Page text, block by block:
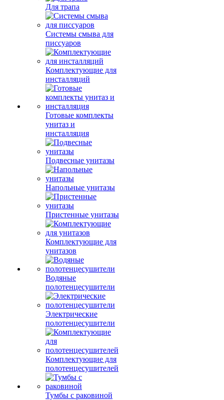
Для трапа
Системы смыва для
писсуаров
Комплектующие для
инсталляций
Готовые комплекты
унитаз и
инсталляция
Подвесные унитазы
Напольные унитазы
Пристенные унитазы
Комплектующие для
унитазов
Водяные
полотенцесушители
Электрические
полотенцесушители
Комплектующие для
полотенцесушителей
Тумбы с раковиной